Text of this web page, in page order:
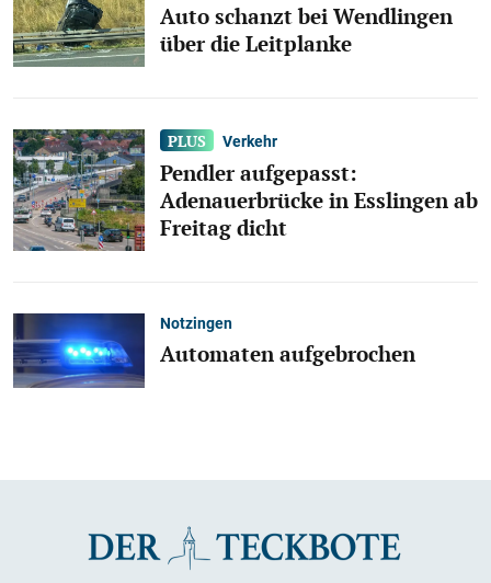
Auto schanzt bei Wendlingen
über die Leitplanke
Verkehr
Pendler aufgepasst:
Adenauerbrücke in Esslingen ab
Freitag dicht
Notzingen
Automaten aufgebrochen